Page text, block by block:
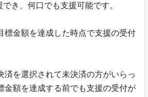
き、何口でも支援可能です。
標金額を達成した時点で支援の受付
済を選択されて未決済の方がいらっ
金額を達成する前でも支援の受付が